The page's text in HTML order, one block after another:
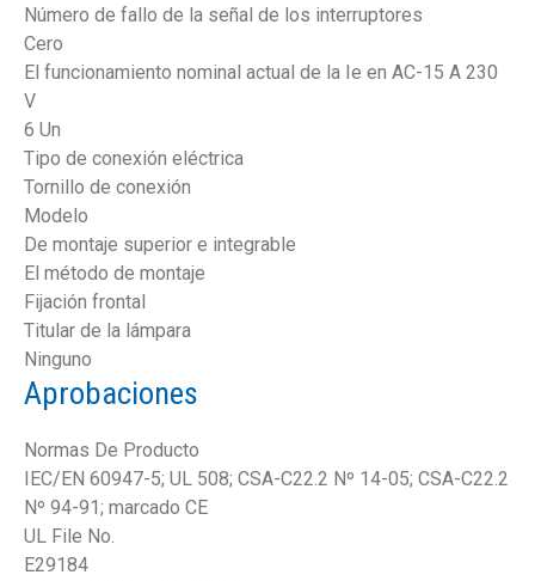
Número de fallo de la señal de los interruptores
Cero
El funcionamiento nominal actual de la Ie en AC-15 A 230
V
6 Un
Tipo de conexión eléctrica
Tornillo de conexión
Modelo
De montaje superior e integrable
El método de montaje
Fijación frontal
Titular de la lámpara
Ninguno
Aprobaciones
Normas De Producto
IEC/EN 60947-5; UL 508; CSA-C22.2 Nº 14-05; CSA-C22.2
Nº 94-91; marcado CE
UL File No.
E29184